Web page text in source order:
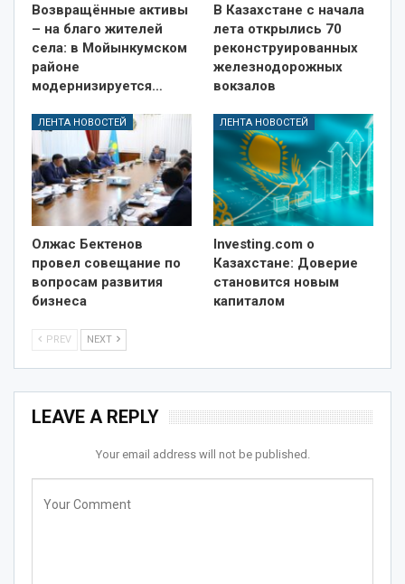
Возвращённые активы
– на благо жителей
села: в Мойынкумском
районе
модернизируется…
В Казахстане с начала
лета открылись 70
реконструированных
железнодорожных
вокзалов
ЛЕНТА НОВОСТЕЙ
Олжас Бектенов
провел совещание по
вопросам развития
бизнеса
ЛЕНТА НОВОСТЕЙ
Investing.com о
Казахстане: Доверие
становится новым
капиталом
PREV NEXT
LEAVE A REPLY
Your email address will not be published.